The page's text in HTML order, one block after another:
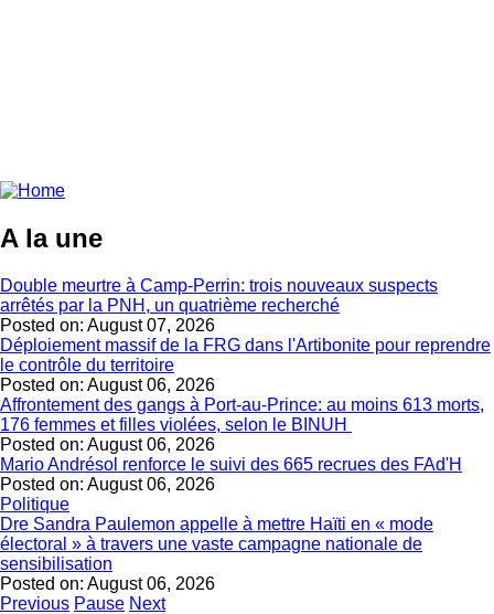
A la une
Double meurtre à Camp-Perrin: trois nouveaux suspects
arrêtés par la PNH, un quatrième recherché
Posted on: August 07, 2026
Déploiement massif de la FRG dans l'Artibonite pour reprendre
le contrôle du territoire
Posted on: August 06, 2026
Affrontement des gangs à Port-au-Prince: au moins 613 morts,
176 femmes et filles violées, selon le BINUH
Posted on: August 06, 2026
Mario Andrésol renforce le suivi des 665 recrues des FAd'H
Posted on: August 06, 2026
Politique
Dre Sandra Paulemon appelle à mettre Haïti en « mode
électoral » à travers une vaste campagne nationale de
sensibilisation
Posted on: August 06, 2026
Previous Pause Next